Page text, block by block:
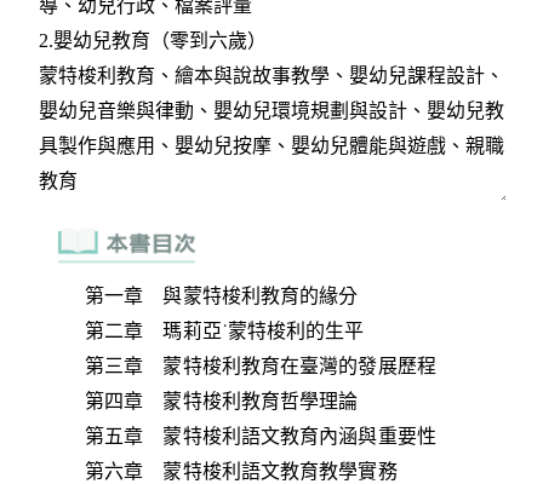
第一章 與蒙特梭利教育的緣分
第二章 瑪莉亞˙蒙特梭利的生平
第三章 蒙特梭利教育在臺灣的發展歷程
第四章 蒙特梭利教育哲學理論
第五章 蒙特梭利語文教育內涵與重要性
第六章 蒙特梭利語文教育教學實務